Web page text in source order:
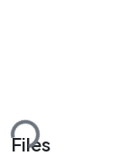
Files